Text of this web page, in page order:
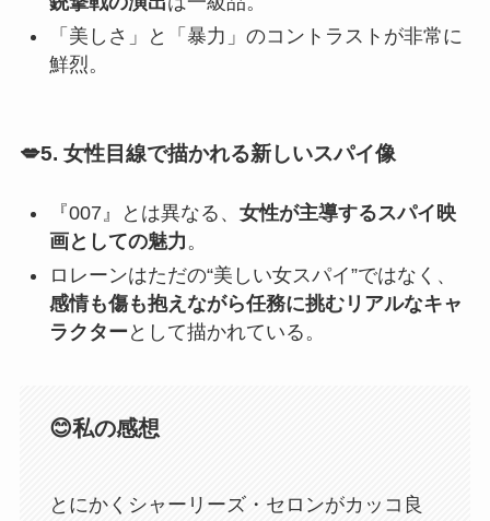
「美しさ」と「暴力」のコントラストが非常に
鮮烈。
💋5. 女性目線で描かれる新しいスパイ像
『007』とは異なる、 女性が主導するスパイ映
画としての魅力。
ロレーンはただの“美しい女スパイ”ではなく、
感情も傷も抱えながら任務に挑むリアルなキャ
ラクター として描かれている。
😊私の感想
とにかくシャーリーズ・セロンがカッコ良